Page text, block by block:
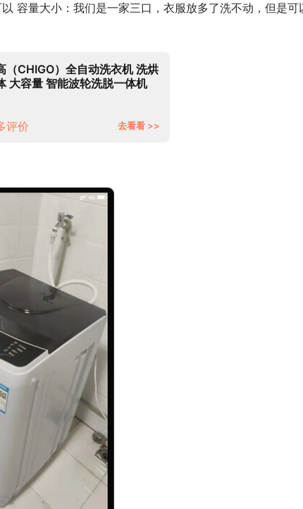
容量大小：我们是一家三口，衣服放多了洗不动，但是可
（CHIGO）全自动洗衣机 洗烘
大容量 智能波轮洗脱一体机
评价
去看看 >>